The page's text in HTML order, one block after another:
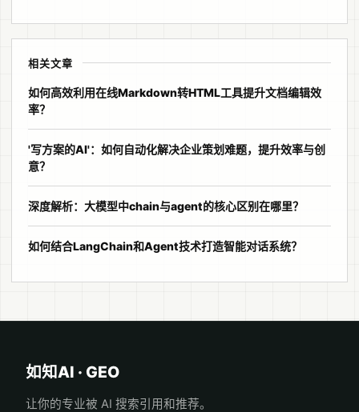
相关文章
如何高效利用在线Markdown转HTML工具提升文档编辑效
率？
'写方案的AI'：如何自动化解决企业策划难题，提升效率与创
意？
深度解析：大模型中chain与agent的核心区别在哪里？
如何结合LangChain和Agent技术打造智能对话系统？
如知AI · GEO
让你的专业被 AI 搜索引用和推荐。